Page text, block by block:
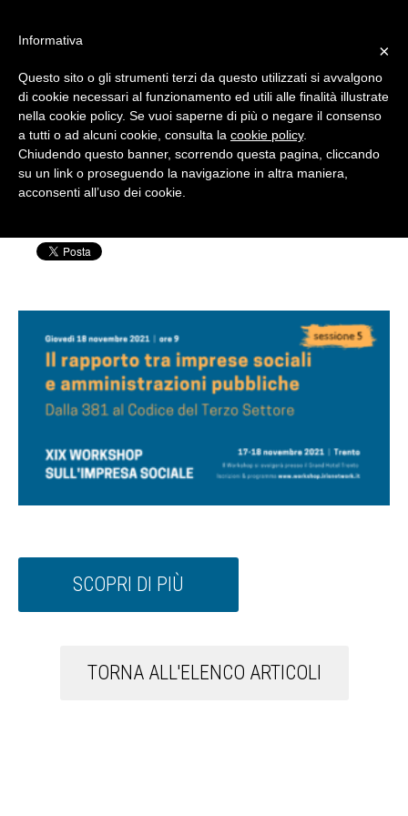
#WIS22
Home
Forum 2023
wis21-sessione5
Scritto da: Silvia Rensi | Pubblicato il: 05
SCOPRI DI PIÙ
TORNA ALL'ELENCO ARTICOLI
×
Informativa
Questo sito o gli strumenti terzi da questo utilizzati si avvalgono
di cookie necessari al funzionamento ed utili alle finalità illustrate
nella cookie policy. Se vuoi saperne di più o negare il consenso
a tutti o ad alcuni cookie, consulta la cookie policy.
Chiudendo questo banner, scorrendo questa pagina, cliccando
su un link o proseguendo la navigazione in altra maniera,
acconsenti all’uso dei cookie.